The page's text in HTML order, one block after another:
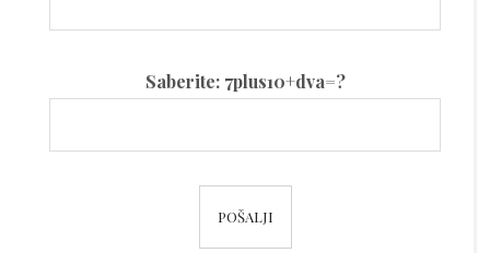
leave
Saberite: 7plus10+dva=?